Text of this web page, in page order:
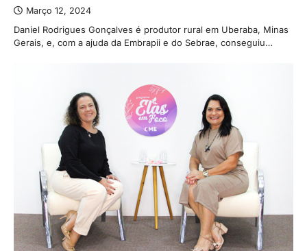
Março 12, 2024
Daniel Rodrigues Gonçalves é produtor rural em Uberaba, Minas
Gerais, e, com a ajuda da Embrapii e do Sebrae, conseguiu…